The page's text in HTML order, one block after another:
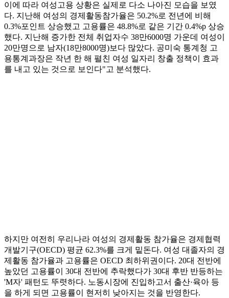
이에 따라 여성고용 상황은 실제로 다소 나아진 모습을 보였
다. 지난해 여성의 경제활동참가율은 50.2%로 전년에 비해
0.3%포인트 상승했고 고용률은 48.8%로 같은 기간 0.4%p 상승
했다. 지난해 증가한 전체 취업자수 38만6000명 가운데 여성이
20만명으로 남자(18만8000명)보다 많았다. 공미숙 통계청 고
용통계과장은 작년 한 해 펼친 여성 일자리 창출 정책이 효과
를 내고 있는 것으로 보인다"고 분석했다.
하지만 여전히 우리나라 여성의 경제활동 참가율은 경제협력
개발기구(OECD) 평균 62.3%를 크게 밑돈다. 여성 대졸자의 경
제활동 참가율과 고용률은 OECD 최하위권이다. 20대 전반에
높았던 고용률이 30대 전반에 추락했다가 30대 후반 반등하는
'M자' 패턴도 뚜렷하다. 노동시장에 진입하고서 출산·육아 등
을 하게 되면 고용률이 현저히 낮아지는 것을 반영한다.